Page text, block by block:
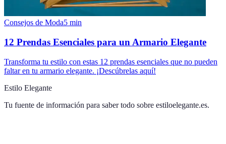
Consejos de Moda5 min
12 Prendas Esenciales para un Armario Elegante
Transforma tu estilo con estas 12 prendas esenciales que no pueden
faltar en tu armario elegante. ¡Descúbrelas aquí!
Estilo Elegante
Tu fuente de información para saber todo sobre estiloelegante.es.